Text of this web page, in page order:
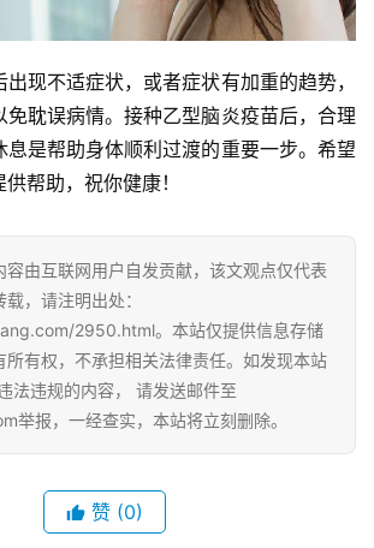
现不适症状，或者症状有加重的趋势，
免耽误病情。接种乙型脑炎疫苗后，合理
息是帮助身体顺利过渡的重要一步。希望
帮助，祝你健康！
容由互联网用户自发贡献，该文观点仅代表
，请注明出处：
2950.html。本站仅提供信息存储
所有权，不承担相关法律责任。如发现本站
法违规的内容， 请发送邮件至
举报，一经查实，本站将立刻删除。
赞 (0)